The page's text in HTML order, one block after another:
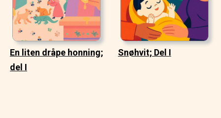
En liten dråpe honning;
del I
Snøhvit; Del I